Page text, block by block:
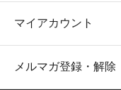
マイアカウント
メルマガ登録・解除